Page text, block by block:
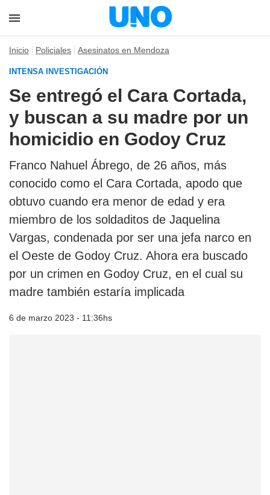
Inicio Policiales Asesinatos en Mendoza
INTENSA INVESTIGACIÓN
Se entregó el Cara Cortada,
y buscan a su madre por un
homicidio en Godoy Cruz
Franco Nahuel Ábrego, de 26 años, más
conocido como el Cara Cortada, apodo que
obtuvo cuando era menor de edad y era
miembro de los soldaditos de Jaquelina
Vargas, condenada por ser una jefa narco en
el Oeste de Godoy Cruz. Ahora era buscado
por un crimen en Godoy Cruz, en el cual su
madre también estaría implicada
6 de marzo 2023 - 11:36hs